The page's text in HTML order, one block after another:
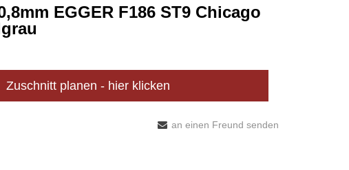
EGGER F186 ST9 Chicago
Zuschnitt planen - hier klicken
an einen Freund senden